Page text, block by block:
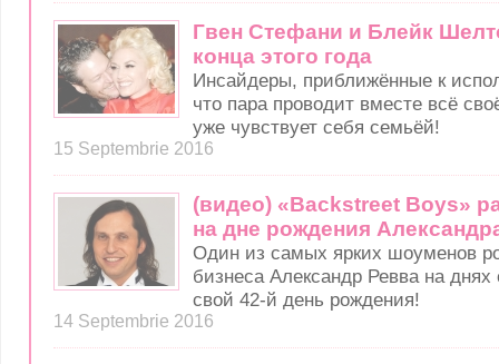
Гвен Стефани и Блейк
конца этого года
Инсайдеры, приближённые к
что пара проводит вместе всё
уже чувствует себя семьёй!
15 Septembrie 2016
(видео) «Backstreet Boys»
на дне рождения
Один из самых ярких шоуменов
бизнеса Александр Ревва на
свой 42-й день рождения!
14 Septembrie 2016